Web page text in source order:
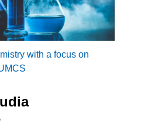
with a focus on